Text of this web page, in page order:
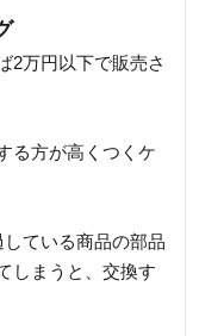
2万円以下で販売さ
る方が高くつくケ
ている商品の部品
しまうと、交換す